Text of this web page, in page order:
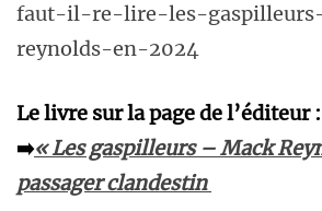
faut-il-re-lire-les-
reynolds-en-2024
Le livre sur la page de l’éditeur :
➡️« Les gaspilleurs – Mack
passager clandestin